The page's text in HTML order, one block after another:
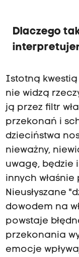
Dlaczego
Istotną
nie widzą
ją przez filtr
przekonań i
dzieciństwa
nieważny,
uwagę, będzie
innych
Nieusłyszane
dowodem na
powstaje
przekonania
emocje